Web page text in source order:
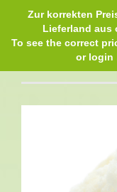
Zur korrekten
Lieferland aus
To see the correct
or